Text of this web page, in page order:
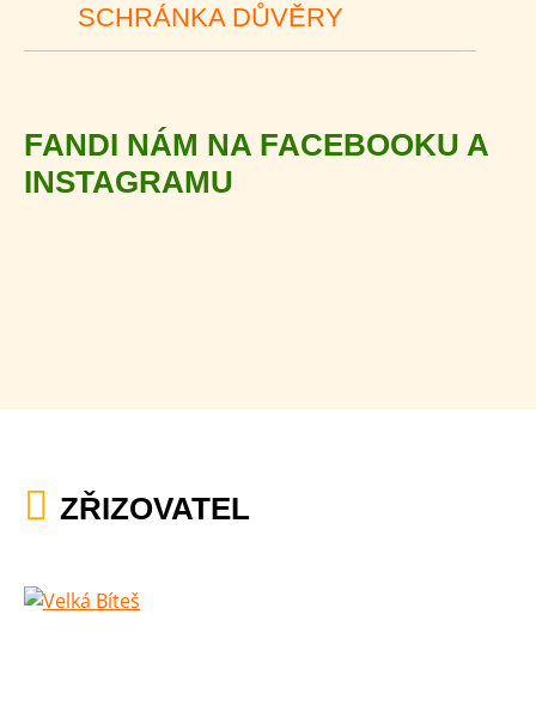
SCHRÁNKA DŮVĚRY
FANDI NÁM NA FACEBOOKU A
INSTAGRAMU
ZŘIZOVATEL